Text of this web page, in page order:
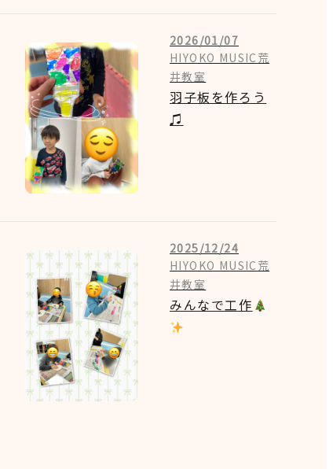
2026/01/07
HIYOKO MUSIC荒
井教室
羽子板を作ろう
♫
2025/12/24
HIYOKO MUSIC荒
井教室
みんなで工作